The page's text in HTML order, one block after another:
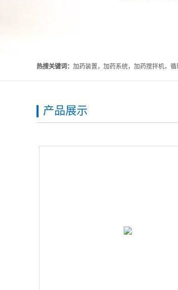
热搜关键词： 加药装置，加药系统，加药搅拌机，
产品展示